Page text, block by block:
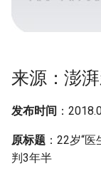
a
r
来源：澎
发布时间 ：
原标题 ：22岁“
判3年半